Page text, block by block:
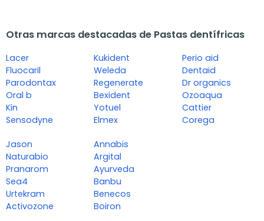
Otras marcas destacadas de Pastas dentífricas
Lacer
Fluocaril
Parodontax
Oral b
Kin
Sensodyne
Kukident
Weleda
Regenerate
Bexident
Yotuel
Elmex
Perio aid
Dentaid
Dr organics
Ozoaqua
Cattier
Corega
Jason
Naturabio
Pranarom
Sea4
Urtekram
Activozone
Annabis
Argital
Ayurveda
Banbu
Benecos
Boiron